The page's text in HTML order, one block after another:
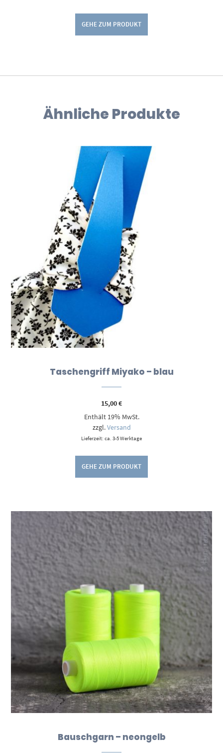
GEHE ZUM PRODUKT
Ähnliche Produkte
Taschengriff Miyako – blau
15,00€
Enthält 19% MwSt.
zzgl.Versand
Lieferzeit: ca. 3-5 Werktage
GEHE ZUM PRODUKT
Bauschgarn – neongelb